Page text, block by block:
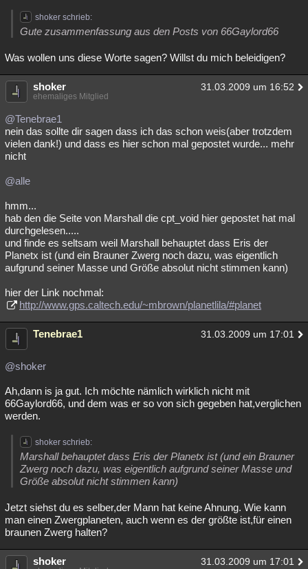
shoker schrieb:
Gute zusammenfassung aus den Posts von 66Gaylord66
Was wollen uns diese Worte sagen? Willst du mich beleidigen?
shoker 31.03.2009 um 16:52
ehemaliges Mitglied
@Tenebrae1
nein das sollte dir sagen dass ich das schon weis(aber trotzdem
vielen dank!) und dass es hier schon mal gepostet wurde... mehr
nicht
@alle
hmm...
hab den die Seite von Marshall die cpt_void hier gepostet hat mal
durchgelesen.....
und finde es seltsam weil Marshall behauptet dass Eris der
Planetx ist (und ein Brauner Zwerg noch dazu, was eigentlich
aufgrund seiner Masse und Größe absolut nicht stimmen kann)
hier der Link nochmal:
http://www.gps.caltech.edu/~mbrown/planetlila/#planet
Tenebrae1 31.03.2009 um 17:01
@shoker
Ah,dann is ja gut. Ich möchte nämlich wirklich nicht mit
66Gaylord66, und dem was er so von sich gegeben hat,verglichen
werden.
shoker schrieb:
Marshall behauptet dass Eris der Planetx ist (und ein Brauner
Zwerg noch dazu, was eigentlich aufgrund seiner Masse und
Größe absolut nicht stimmen kann)
Jetzt siehst du es selber,der Mann hat keine Ahnung. Wie kann
man einen Zwergplaneten, auch wenn es der größte ist,für einen
braunen Zwerg halten?
shoker 31.03.2009 um 17:01